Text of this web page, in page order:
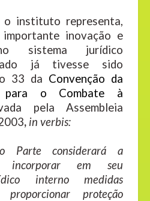
instituto representa,
importante inovação e
sistema jurídico
já tivesse sido
33 da Convenção da
para o Combate à
pela Assembleia
, in verbis:
Parte considerará a
incorporar em seu
interno medidas
proteção